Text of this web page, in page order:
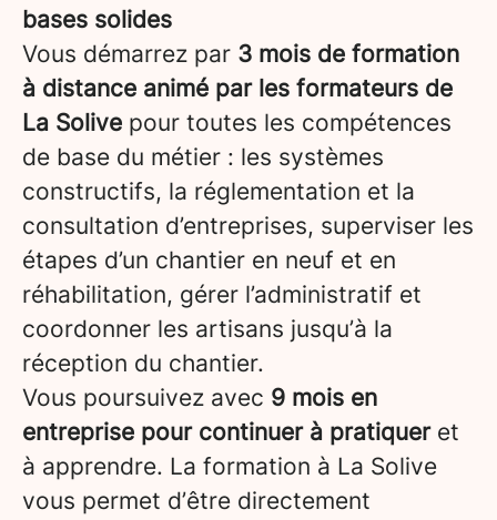
bases solides
Vous démarrez par 3 mois de formation
à distance animé par les formateurs de
La Solive pour toutes les compétences
de base du métier : les systèmes
constructifs, la réglementation et la
consultation d’entreprises, superviser les
étapes d’un chantier en neuf et en
réhabilitation, gérer l’administratif et
coordonner les artisans jusqu’à la
réception du chantier.
Vous poursuivez avec 9 mois en
entreprise pour continuer à pratiqueret
à apprendre. La formation à La Solive
vous permet d’être directement